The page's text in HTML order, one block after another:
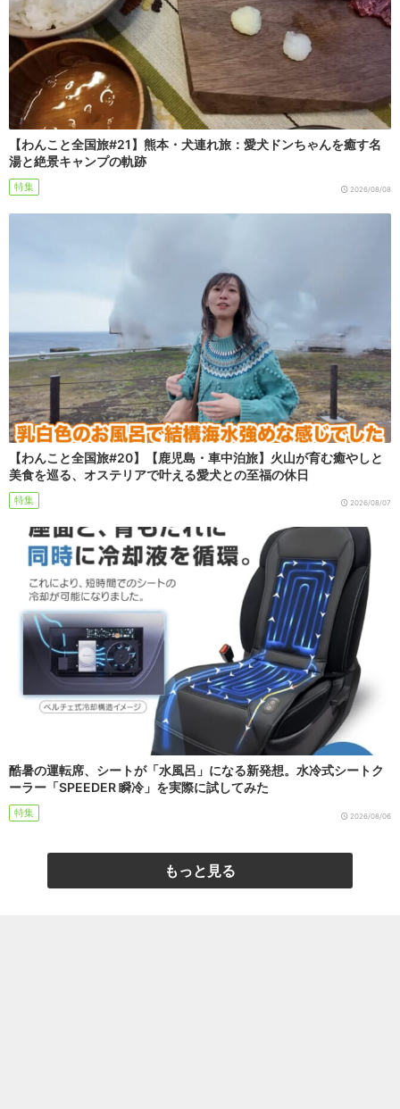
【わんこと全国旅#21】熊本・犬連れ旅：愛犬ドンちゃんを癒す名
湯と絶景キャンプの軌跡
特集 2026/08/08
【わんこと全国旅#20】【鹿児島・車中泊旅】火山が育む癒やしと
美食を巡る、オステリアで叶える愛犬との至福の休日
特集 2026/08/07
酷暑の運転席、シートが「水風呂」になる新発想。水冷式シートク
ーラー「SPEEDER 瞬冷」を実際に試してみた
特集 2026/08/06
もっと見る